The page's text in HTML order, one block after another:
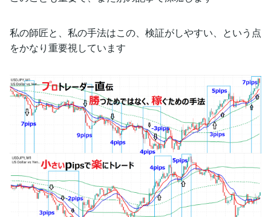
私の師匠と、私の手法はこの、検証がしやすい、という点
をかなり重要視しています